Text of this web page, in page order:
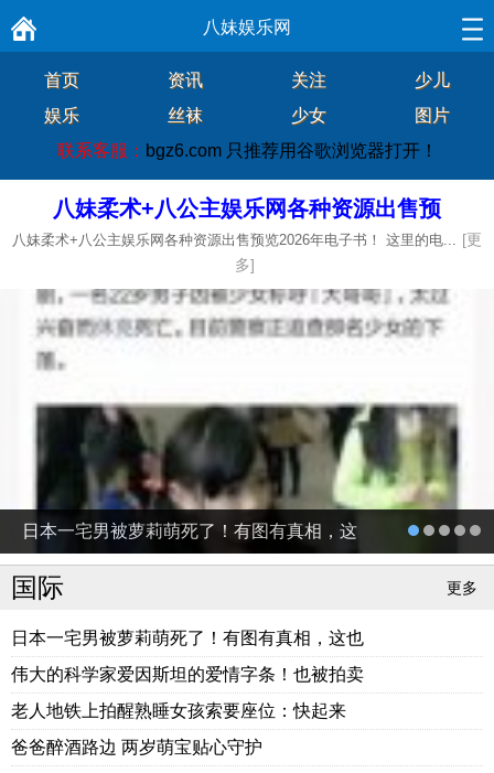
八妹娱乐网
首页 资讯 关注
少儿
娱乐
丝袜 少女
图片
联系客服： bgz6.com只推荐用谷歌浏览器打开！
八妹柔术+八公主娱乐网各种资源出售预
八妹柔术+八公主娱乐网各种资源出售预览2026年电子书！ 这里的电... [更
多]
日本一宅男被萝莉萌死了！有图有真相，这
也太不
国际 更多
日本一宅男被萝莉萌死了！有图有真相，这也
伟大的科学家爱因斯坦的爱情字条！也被拍卖
老人地铁上拍醒熟睡女孩索要座位：快起来
爸爸醉酒路边 两岁萌宝贴心守护